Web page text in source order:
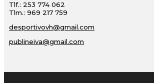
Tlf.: 253 774 062
Tlm.: 969 217 759
desportivovh@gmail.com
publineiva@gmail.com